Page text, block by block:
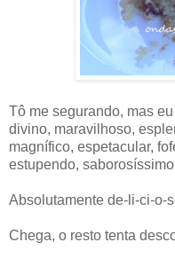
Tô me segurando, mas
divino, maravilhoso,
magnífico, espetacular,
estupendo,
Absolutamente de-li-ci-o-
Chega, o resto tenta